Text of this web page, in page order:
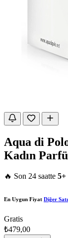
Aqua di
Kadın
🔥 Son 24 saatte 5+
En Uygun Fiyat Diğer
Gratis
₺479,00